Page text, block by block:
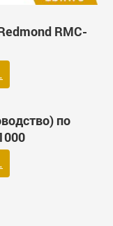
RMC-
по